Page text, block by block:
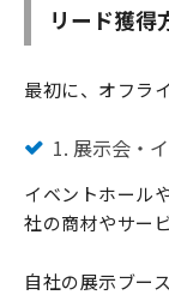
リード獲得
最初に、オフラ
1. 展示会・
イベントホール
社の商材やサー
自社の展示ブー